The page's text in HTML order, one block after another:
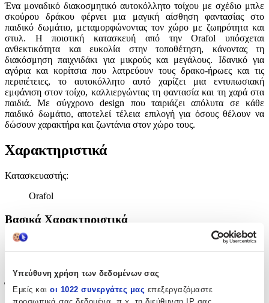
Υπεύθυνη χρήση των δεδομένων σας
Εμείς και οι 1022 συνεργάτες μας επεξεργαζόμαστε
Ένα μοναδικό διακοσμητικό αυτοκόλλητο τοίχου με σχέδιο μπλε
σκούρου δράκου φέρνει μια μαγική αίσθηση φαντασίας στο
παιδικό δωμάτιο, μεταμορφώνοντας τον χώρο με ζωηρότητα και
στυλ. Η ποιοτική κατασκευή από την Orafol υπόσχεται
ανθεκτικότητα και ευκολία στην τοποθέτηση, κάνοντας τη
διακόσμηση παιχνιδάκι για μικρούς και μεγάλους. Ιδανικό για
αγόρια και κορίτσια που λατρεύουν τους δρακο-ήρωες και τις
περιπέτειες, το αυτοκόλλητο αυτό χαρίζει μια εντυπωσιακή
εμφάνιση στον τοίχο, καλλιεργώντας τη φαντασία και τη χαρά στα
παιδιά. Με σύγχρονο design που ταιριάζει απόλυτα σε κάθε
παιδικό δωμάτιο, αποτελεί τέλεια επιλογή για όσους θέλουν να
δώσουν χαρακτήρα και ζωντάνια στον χώρο τους.
Χαρακτηριστικά
Κατασκευαστής:
Orafol
Βασικά Χαρακτηριστικά
Είδος:
Έξτρα Χαρακτηριστικά